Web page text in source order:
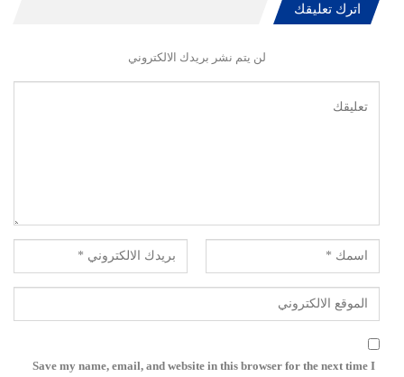
اترك تعليقك
لن يتم نشر بريدك الالكتروني
Save my name, email, and website in this browser for the next time I